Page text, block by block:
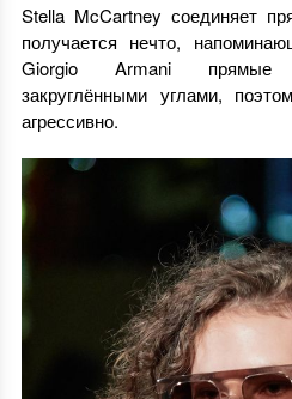
Stella McCartney соединяет
получается нечто,
Giorgio Armani прямые
закруглёнными углами,
агрессивно.